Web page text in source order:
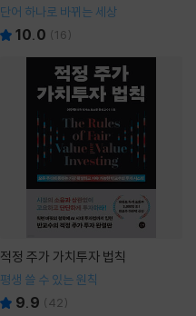
단어 하나로 바뀌는 세상
10.0 (16)
적정 주가 가치투자 법칙
평생 쓸 수 있는 원칙
9.9 (42)